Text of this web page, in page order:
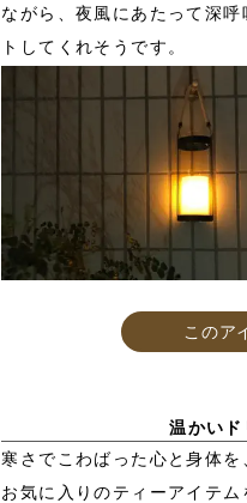
ながら、夜風にあたって深
トしてくれそうです。
このア
温かいド
寒さでこわばった心と身体を
お気に入りのティーアイテ